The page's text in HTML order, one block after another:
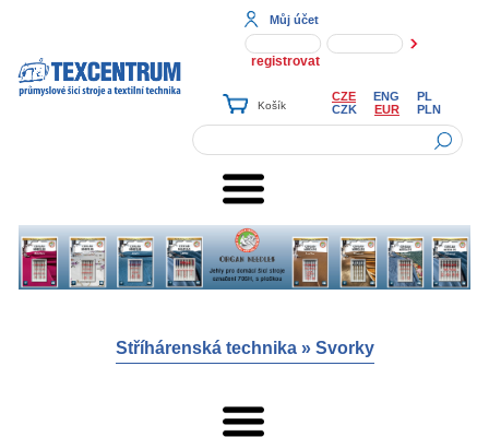
Můj účet
registrovat
CZE ENG
PL
CZK
EUR PLN
Stříhárenská technika» Svorky